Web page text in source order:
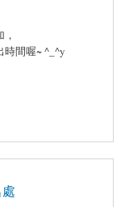
間喔~ ^_^y